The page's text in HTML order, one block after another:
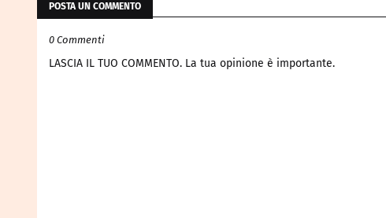
POSTA UN COMMENTO
0 Commenti
LASCIA IL TUO COMMENTO. La tua opinione è importante.